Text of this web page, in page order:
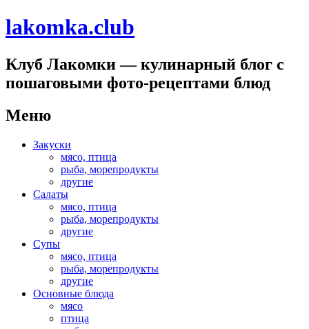
lakomka.club
Клуб Лакомки — кулинарный блог с
пошаговыми фото-рецептами блюд
Меню
Перейти
содержимому
Закуски
мясо, птица
рыба, морепродукты
другие
Салаты
мясо, птица
рыба, морепродукты
другие
Супы
мясо, птица
рыба, морепродукты
другие
Основные блюда
мясо
птица